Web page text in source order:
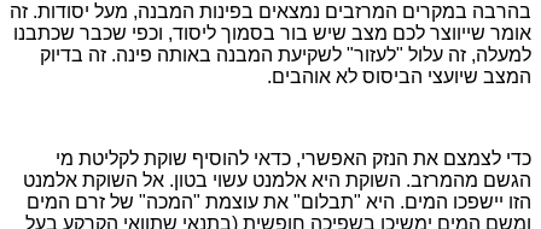
בהרבה במקרים המרזבים נמצאים בפינות המבנה, מעל יסודות. זה
אומר שייווצר לכם מצב שיש בור בסמוך ליסוד, וכפי שכבר שכתבנו
למעלה, זה עלול "לעזור" לשקיעת המבנה באותה פינה. זה בדיוק
המצב שיועצי הביסוס לא אוהבים.
כדי לצמצם את הנזק האפשרי, כדאי להוסיף שוקת לקליטת מי
הגשם מהמרזב. השוקת היא אלמנט עשוי בטון. אל השוקת אלמנט
הזו יישפכו המים. היא "תבלום" את עוצמת "המכה" של זרם המים
ומשם המים ימשיכו בשפיכה חופשית (בתנאי שתוואי הקרקע בעל